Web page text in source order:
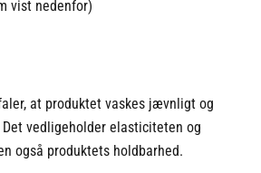
vist nedenfor)
at produktet vaskes jævnligt og
vedligeholder elasticiteten og
også produktets holdbarhed.